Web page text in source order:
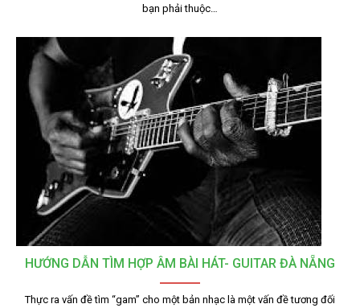
bạn phải thuộc…
HƯỚNG DẪN TÌM HỢP ÂM BÀI HÁT- GUITAR ĐÀ NẴNG
Thực ra vấn đề tìm “gam” cho một bản nhạc là một vấn đề tương đối